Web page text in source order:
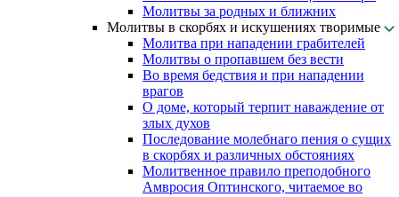
Молитвы за родных и ближних
Молитвы в скорбях и искушениях творимые
Молитва при нападении грабителей
Молитвы о пропавшем без вести
Во время бедствия и при нападении
врагов
О доме, который терпит наваждение от
злых духов
Последование молебнаго пения о сущих
в скорбях и различных обстояниях
Молитвенное правило преподобного
Амвросия Оптинского, читаемое во